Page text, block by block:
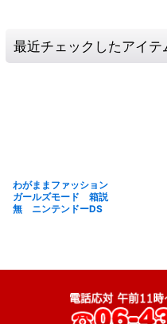
最近チェックしたアイテ
わがままファッション
ガールズモード 箱説
無 ニンテンドーDS